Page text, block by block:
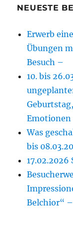
NEUESTE
Erwerb
Übungen
Besuch –
10. bis
Emotionen
Was
bis
17.02.2026
Belchior“ –